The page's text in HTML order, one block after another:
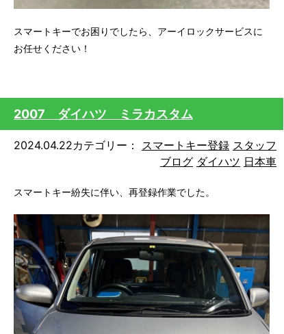
スマートキーでお困りでしたら、アーイロックサービスに
お任せください！
2007 ダイハツ ミラカスタム
2024.04.22カテゴリー： スマートキー登録 スタッフ
ブログ ダイハツ 日本車
スマートキー紛失に伴い、再登録作業でした。